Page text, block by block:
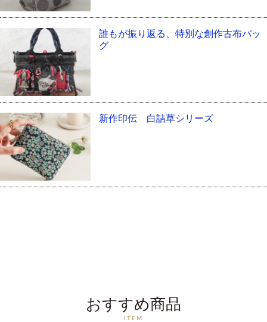
誰もが振り返る、特別な創作古布バッ
グ
新作印伝 白詰草シリーズ
おすすめ商品
ITEM